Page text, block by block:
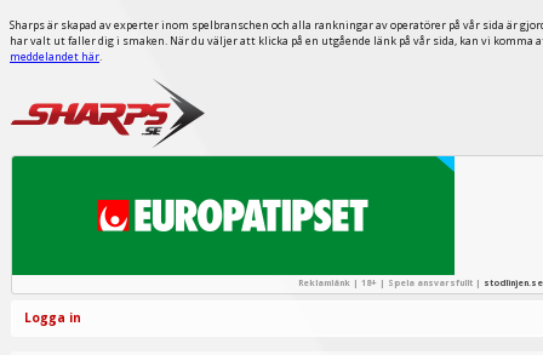
Sharps är skapad av experter inom spelbranschen och alla rankningar av operatörer på vår sida är
har valt ut faller dig i smaken. När du väljer att klicka på en utgående länk på vår sida, kan vi
meddelandet här.
Reklamlänk | 18+ | Spela ansvarsfullt | stodlinjen.se
Logga in